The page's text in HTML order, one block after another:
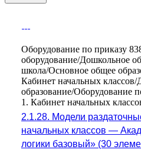
Оборудование по приказу
оборудование/Дошкольное
школа/Основное общее
Кабинет начальных
образование/Оборудование
1. Кабинет начальных
2.1.28. Модели
начальных классов —
логики базовый» (30